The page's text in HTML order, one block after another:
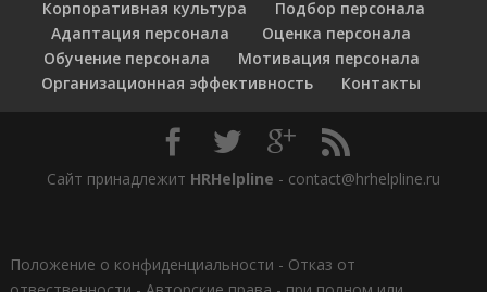
Корпоративная культура
Подбор персонала
Адаптация персонала
Оценка персонала
Обучение персонала
Мотивация персонала
Организационная эффективность
Контакты
Сайт принадлежит HRHelpline - contact@hrhelpline.ru
Положение о конфиденциальности - Отказ от